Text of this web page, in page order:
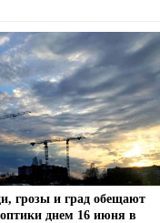
грозы и град обещают
днем 16 июня в